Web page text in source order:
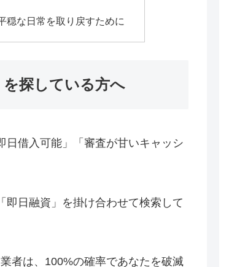
穏な日常を取り戻すために
探している方へ
日借入可能」「審査が甘いキャッシ
即日融資」を掛け合わせて検索して
者は、100%の確率であなたを破滅